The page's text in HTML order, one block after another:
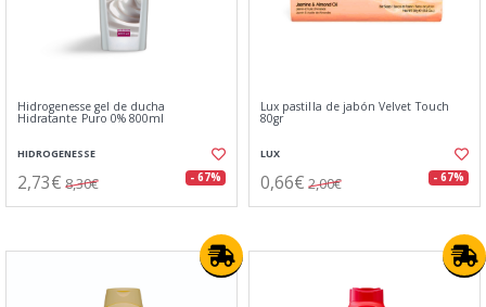
Hidrogenesse gel de ducha
Hidratante Puro 0% 800ml
HIDROGENESSE
2,73€ 8,30€ - 67%
Lux pastilla de jabón Velvet Touch
80gr
LUX
0,66€ 2,00€ - 67%